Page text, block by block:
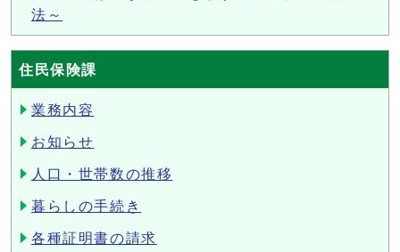
法～
住民保険課
業務内容
お知らせ
人口・世帯数の推移
暮らしの手続き
各種証明書の請求